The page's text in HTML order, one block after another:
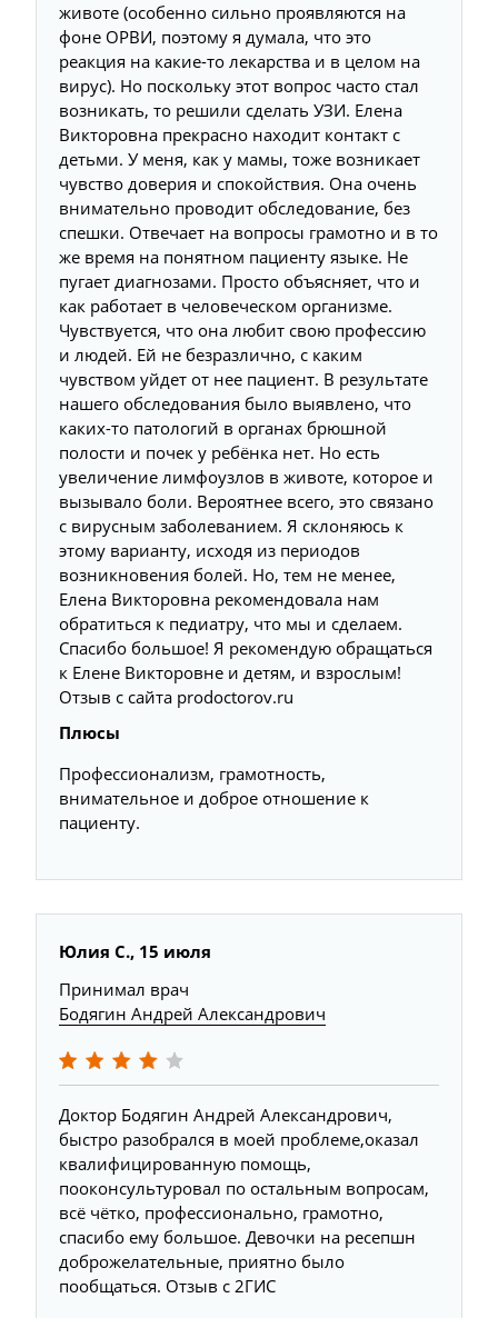
животе (особенно сильно проявляются на
фоне ОРВИ, поэтому я думала, что это
реакция на какие-то лекарства и в целом на
вирус). Но поскольку этот вопрос часто стал
возникать, то решили сделать УЗИ. Елена
Викторовна прекрасно находит контакт с
детьми. У меня, как у мамы, тоже возникает
чувство доверия и спокойствия. Она очень
внимательно проводит обследование, без
спешки. Отвечает на вопросы грамотно и в то
же время на понятном пациенту языке. Не
пугает диагнозами. Просто объясняет, что и
как работает в человеческом организме.
Чувствуется, что она любит свою профессию
и людей. Ей не безразлично, с каким
чувством уйдет от нее пациент. В результате
нашего обследования было выявлено, что
каких-то патологий в органах брюшной
полости и почек у ребёнка нет. Но есть
увеличение лимфоузлов в животе, которое и
вызывало боли. Вероятнее всего, это связано
с вирусным заболеванием. Я склоняюсь к
этому варианту, исходя из периодов
возникновения болей. Но, тем не менее,
Елена Викторовна рекомендовала нам
обратиться к педиатру, что мы и сделаем.
Спасибо большое! Я рекомендую обращаться
к Елене Викторовне и детям, и взрослым!
Отзыв с сайта prodoctorov.ru
Плюсы
Профессионализм, грамотность,
внимательное и доброе отношение к
пациенту.
Юлия С., 15 июля
Принимал врач
Бодягин Андрей Александрович
Доктор Бодягин Андрей Александрович,
быстро разобрался в моей проблеме,оказал
квалифицированную помощь,
пооконсультуровал по остальным вопросам,
всё чётко, профессионально, грамотно,
спасибо ему большое. Девочки на ресепшн
доброжелательные, приятно было
пообщаться. Отзыв с 2ГИС